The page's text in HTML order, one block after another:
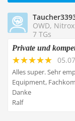
OWD, Nitrox
7 TGs
Private und
Alles super. Sehr
Equipment,
Danke
Ralf